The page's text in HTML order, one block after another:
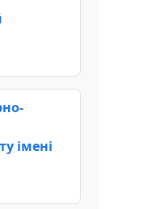
імені